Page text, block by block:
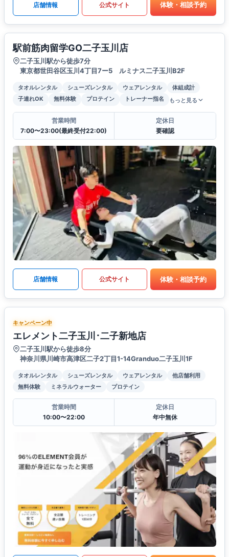
店舗情報 公式サイト 体験・相談予約
駅前筋肉留学GO二子玉川店
二子玉川駅から徒歩7分
東京都世田谷区玉川4丁目7ー5 ルミナス二子玉川B2F
タオルレンタル シューズレンタル ウェアレンタル
体組成計
子連れOK
無料体験 プロテイン トレーナー指名 もっと見る
営業時間
7:00〜23:00(最終受付22:00)
定休日
要確認
店舗情報 公式サイト 体験・相談予約
キャンペーン中
エレメント二子玉川･二子新地店
二子玉川駅から徒歩8分
神奈川県川崎市高津区二子2丁目1-14Granduo二子玉川1F
タオルレンタル シューズレンタル ウェアレンタル
他店舗利用
無料体験
ミネラルウォーター プロテイン
営業時間
10:00〜22:00
定休日
年中無休